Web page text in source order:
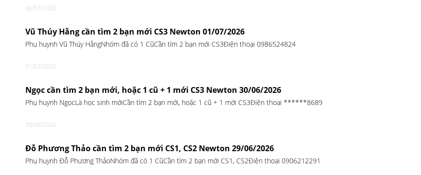
06/07/2026
Vũ Thúy Hằng cần tìm 2 bạn mới CS3 Newton 01/07/2026
Phụ huynh Vũ Thúy HằngNhóm đã có 1 CũCần tìm 2 bạn mới CS3Điện thoại 0986524824
01/07/2026
Ngọc cần tìm 2 bạn mới, hoặc 1 cũ + 1 mới CS3 Newton 30/06/2026
Phụ huynh NgọcLà học sinh mớiCần tìm 2 bạn mới, hoặc 1 cũ + 1 mới CS3Điện thoại ******8689
30/06/2026
Đỗ Phương Thảo cần tìm 2 bạn mới CS1, CS2 Newton 29/06/2026
Phụ huynh Đỗ Phương ThảoNhóm đã có 1 CũCần tìm 2 bạn mới CS1, CS2Điện thoại 0906212291